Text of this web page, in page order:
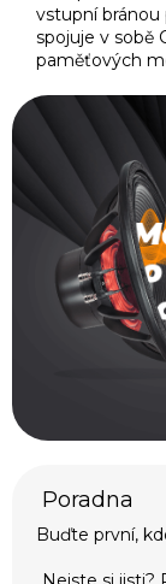
vstupní bránou
spojuje v sobě
paměťových
Buďte první,